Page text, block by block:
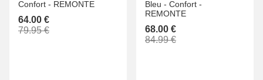
Confort - REMONTE
64.00 €
79.95 €
Bleu - Confort -
REMONTE
68.00 €
84.99 €